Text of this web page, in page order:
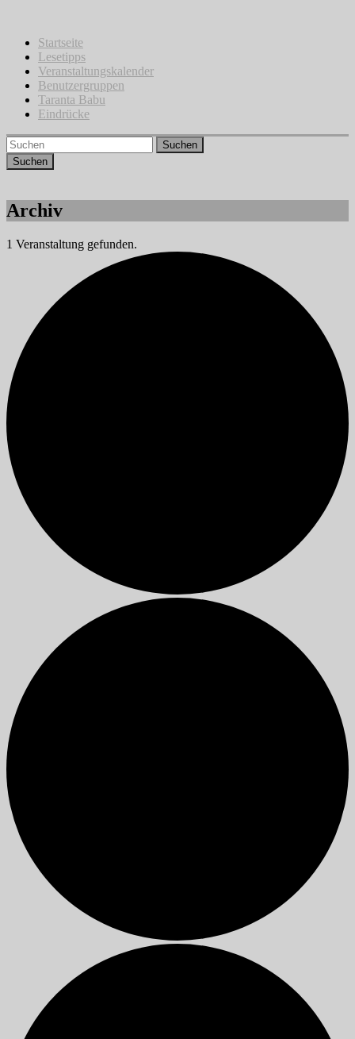
springenStartseite
Lesetipps
Veranstaltungskalender
Benutzergruppen
Taranta Babu
Eindrücke
Suchen
Archiv
1 Veranstaltung gefunden.